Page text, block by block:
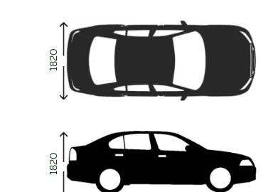
1820
1820